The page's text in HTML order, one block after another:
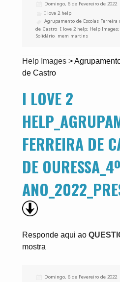
Publicado
Domingo, 6 de Fevereiro de 2022
Categorias
I love 2 help
Etiquetas
Agrupamento de Escolas Ferreira
de Castro ,I love 2 help; Help
Solidário mem martins
Help Images>
de Castro
I LOVE 2
FERREIRA DE
DE OURESSA_4º
Responde aqui ao
mostra
Publicado
Domingo, 6 de Fevereiro de 2022